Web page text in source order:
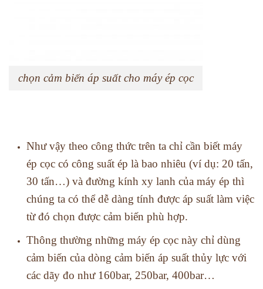
chọn cảm biến áp suất cho máy ép cọc
Như vậy theo công thức trên ta chỉ cần biết máy
ép cọc có công suất ép là bao nhiêu (ví dụ: 20 tấn,
30 tấn…) và đường kính xy lanh của máy ép thì
chúng ta có thể dễ dàng tính được áp suất làm việc
từ đó chọn được cảm biến phù hợp.
Thông thường những máy ép cọc này chỉ dùng
cảm biến của dòng cảm biến áp suất thủy lực với
các dãy đo như 160bar, 250bar, 400bar…